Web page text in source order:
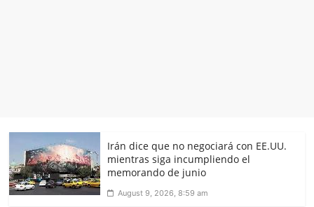
Irán dice que no negociará con EE.UU.
mientras siga incumpliendo el
memorando de junio
August 9, 2026, 8:59 am